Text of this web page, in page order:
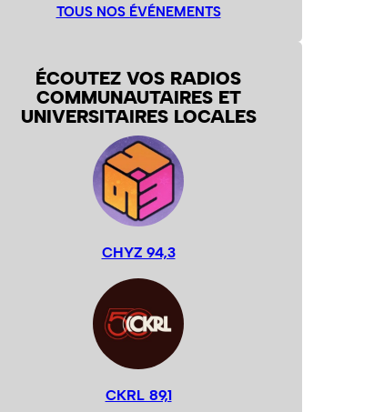
TOUS NOS ÉVÉNEMENTS
ÉCOUTEZ VOS RADIOS
COMMUNAUTAIRES ET
UNIVERSITAIRES LOCALES
CHYZ 94,3
CKRL 89,1